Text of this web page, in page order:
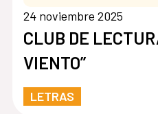
24 noviembre 2025
CLUB DE
VIENTO”
LETRAS